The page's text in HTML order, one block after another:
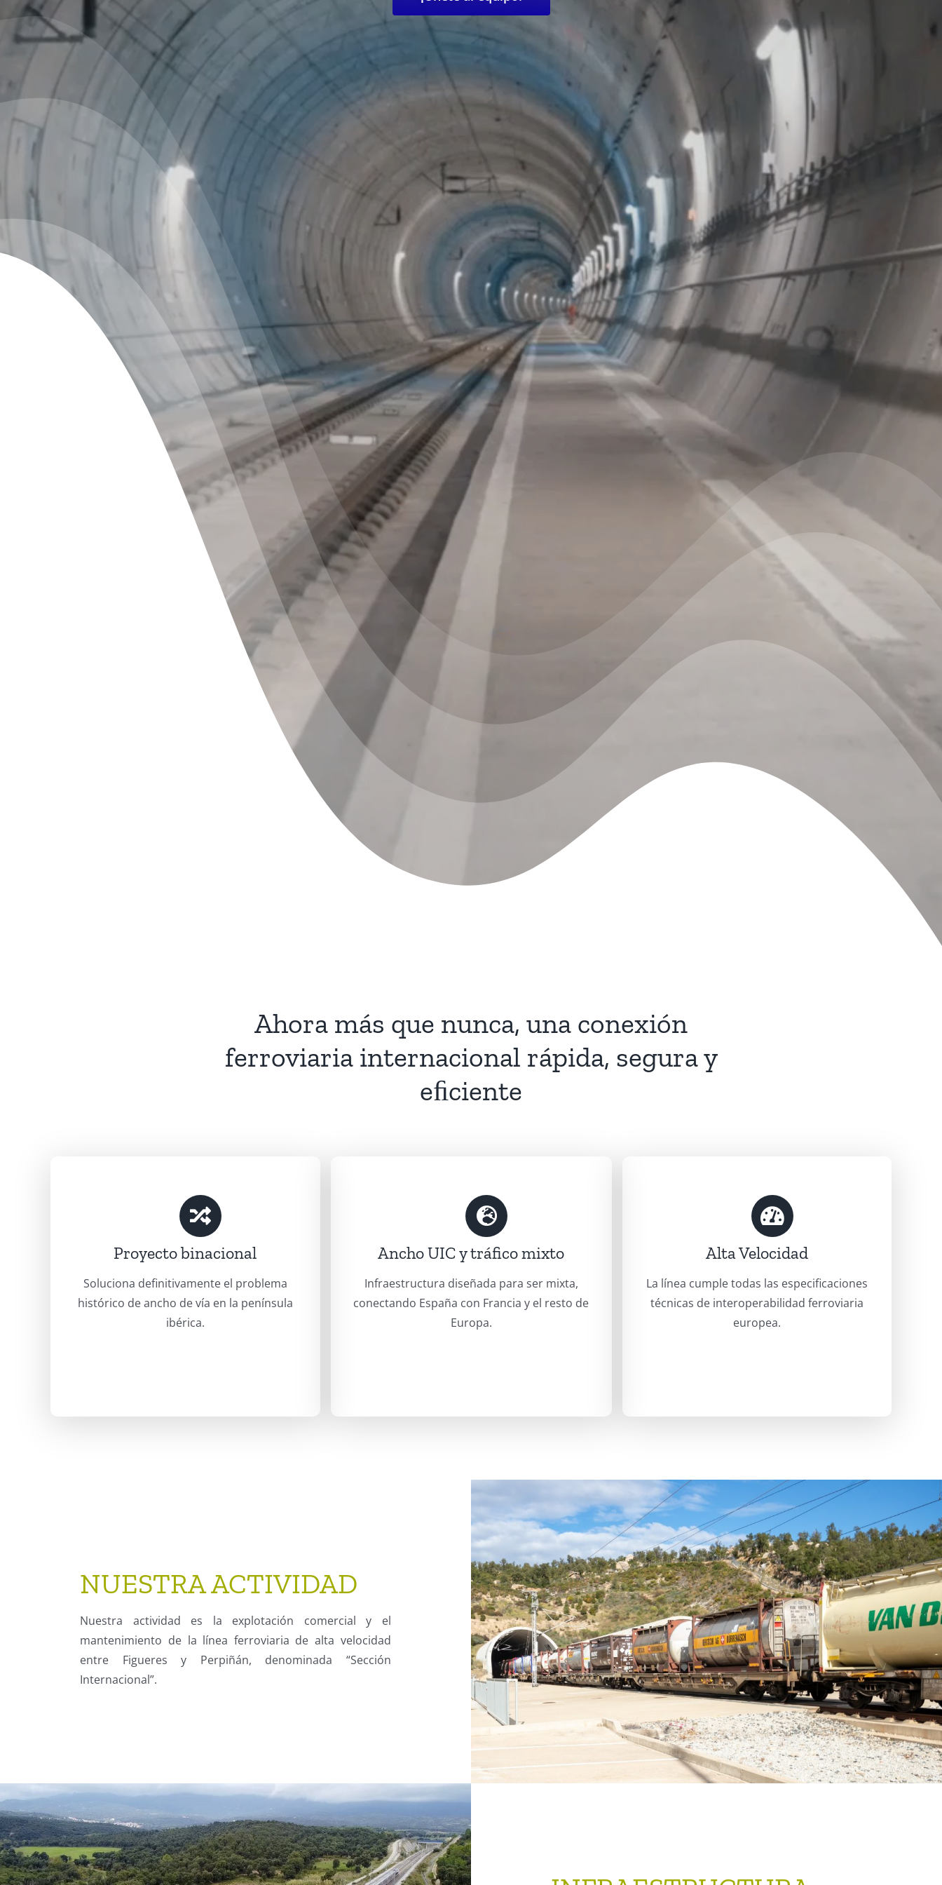
Ahora más que nunca, una conexión
ferroviaria internacional rápida, segura y
eﬁciente
Proyecto binacional
Soluciona definitivamente el problema
histórico de ancho de vía en la península
ibérica.
Ancho UIC y tráfico mixto
Infraestructura diseñada para ser mixta,
conectando España con Francia y el resto de
Europa.
Alta Velocidad
La línea cumple todas las especificaciones
técnicas de interoperabilidad ferroviaria
europea.
NUESTRA ACTIVIDAD
Nuestra actividad es la explotación comercial y el
mantenimiento de la línea ferroviaria de alta velocidad
entre Figueres y Perpiñán, denominada “Sección
Internacional”.